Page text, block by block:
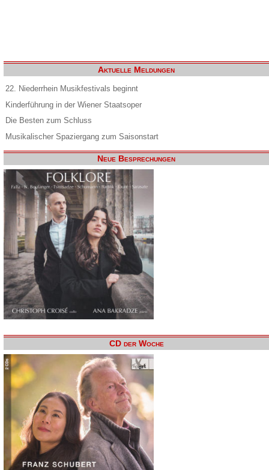
Aktuelle Meldungen
22. Niederrhein Musikfestivals beginnt
Kinderführung in der Wiener Staatsoper
Die Besten zum Schluss
Musikalischer Spaziergang zum Saisonstart
Neue Besprechungen
CD der Woche